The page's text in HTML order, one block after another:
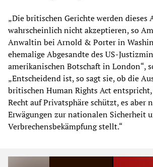
„Die britischen Gerichte werden dieses
wahrscheinlich nicht akzeptieren, so
Anwaltin bei Arnold & Porter in
ehemalige Abgesandte des US-
amerikanischen Botschaft in London“,
„Entscheidend ist, so sagt sie, ob die
britischen Human Rights Act
Recht auf Privatsphäre schützt, es aber
Erwägungen zur nationalen Sicherheit
Verbrechensbekämpfung stellt.“